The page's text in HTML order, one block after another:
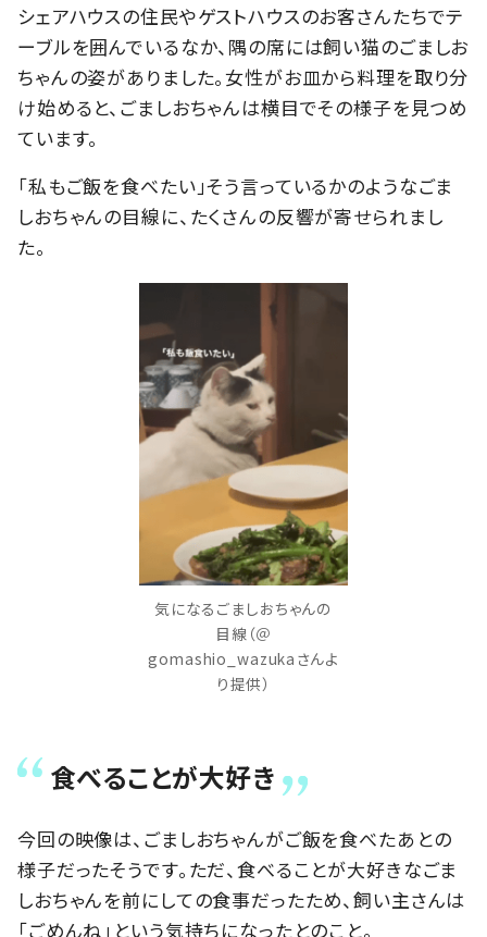
シェアハウスの住民やゲストハウスのお客さんたちでテ
ーブルを囲んでいるなか、隅の席には飼い猫のごましお
ちゃんの姿がありました。女性がお皿から料理を取り分
け始めると、ごましおちゃんは横目でその様子を見つめ
ています。
「私もご飯を食べたい」そう言っているかのようなごま
しおちゃんの目線に、たくさんの反響が寄せられまし
た。
気になるごましおちゃんの
目線（＠
gomashio_wazukaさんよ
り提供）
食べることが大好き
今回の映像は、ごましおちゃんがご飯を食べたあとの
様子だったそうです。ただ、食べることが大好きなごま
しおちゃんを前にしての食事だったため、飼い主さんは
「ごめんね」という気持ちになったとのこと。